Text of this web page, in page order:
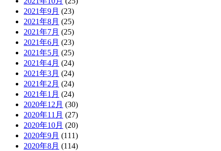
2021年9月 (23)
2021年8月 (25)
2021年7月 (25)
2021年6月 (23)
2021年5月 (25)
2021年4月 (24)
2021年3月 (24)
2021年2月 (24)
2021年1月 (24)
2020年12月 (30)
2020年11月 (27)
2020年10月 (20)
2020年9月 (111)
2020年8月 (114)